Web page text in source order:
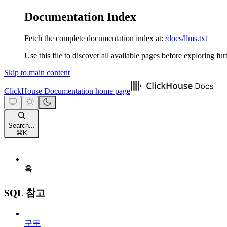
Documentation Index
Fetch the complete documentation index at: /docs/llms.txt
Use this file to discover all available pages before exploring
Skip to main content
ClickHouse Documentation home page
Search...
⌘ K
홈
SQL 참고
구문